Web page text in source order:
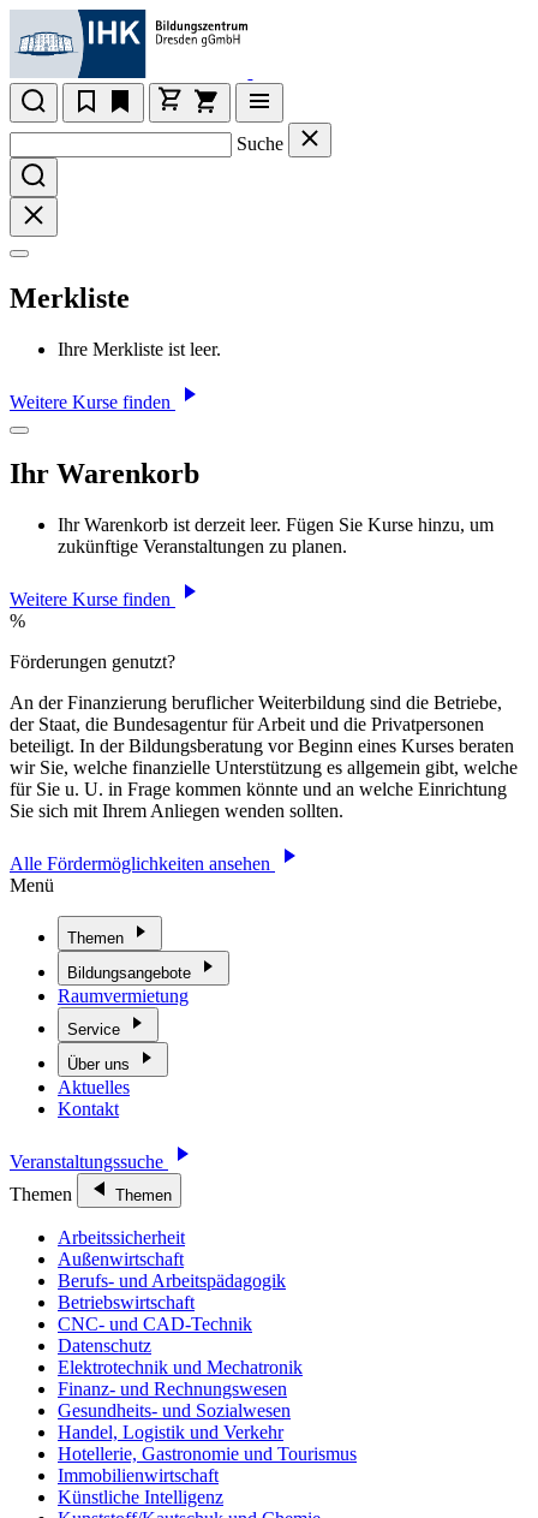
Suche
Merkliste
Ihre Merkliste ist leer.
Weitere Kurse finden
Ihr Warenkorb
Ihr Warenkorb ist derzeit leer. Fügen Sie Kurse hinzu, um
zukünftige Veranstaltungen zu planen.
Weitere Kurse finden
%
Förderungen genutzt?
An der Finanzierung beruflicher Weiterbildung sind die Betriebe,
der Staat, die Bundesagentur für Arbeit und die Privatpersonen
beteiligt. In der Bildungsberatung vor Beginn eines Kurses beraten
wir Sie, welche finanzielle Unterstützung es allgemein gibt, welche
für Sie u. U. in Frage kommen könnte und an welche Einrichtung
Sie sich mit Ihrem Anliegen wenden sollten.
Alle Fördermöglichkeiten ansehen
Menü
Themen
Bildungsangebote
Raumvermietung
Service
Über uns
Aktuelles
Kontakt
Veranstaltungssuche
Themen
Themen
Arbeitssicherheit
Außenwirtschaft
Berufs- und Arbeitspädagogik
Betriebswirtschaft
CNC- und CAD-Technik
Datenschutz
Elektrotechnik und Mechatronik
Finanz- und Rechnungswesen
Gesundheits- und Sozialwesen
Handel, Logistik und Verkehr
Hotellerie, Gastronomie und Tourismus
Immobilienwirtschaft
Künstliche Intelligenz